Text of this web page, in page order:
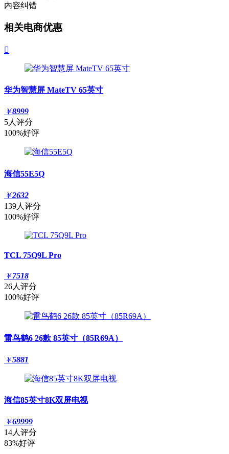
内容纠错
相关电商优惠

华为智慧屏 MateTV 65英寸
￥8999
5人评分
100%好评
海信55E5Q
￥2632
139人评分
100%好评
TCL 75Q9L Pro
￥7518
26人评分
100%好评
雷鸟鹤6 26款 85英寸（85R69A）
￥5881
海信85英寸8K双屏电视
￥69999
14人评分
83%好评